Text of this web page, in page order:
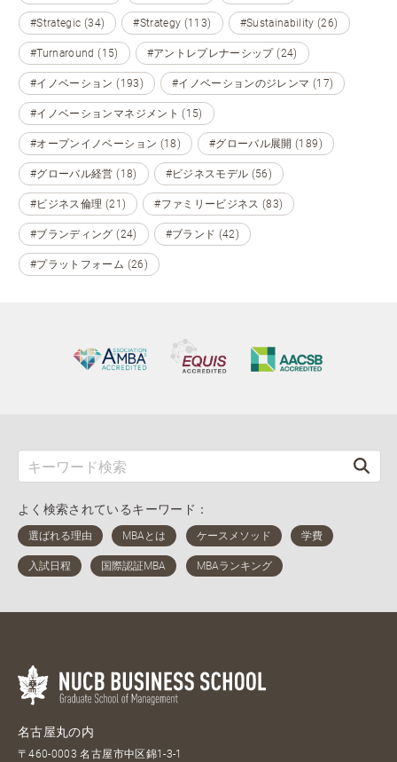
#Strategic (34) #Strategy (113) #Sustainability (26)
#Turnaround (15) #アントレプレナーシップ (24)
#イノベーション (193) #イノベーションのジレンマ (17)
#イノベーションマネジメント (15)
#オープンイノベーション (18) #グローバル展開 (189)
#グローバル経営 (18) #ビジネスモデル (56)
#ビジネス倫理 (21) #ファミリービジネス (83)
#ブランディング (24) #ブランド (42)
#プラットフォーム (26)
よく検索されているキーワード：
名古屋丸の内
〒460-0003 名古屋市中区錦1-3-1